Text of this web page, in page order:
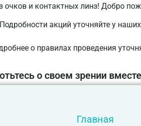
очков и контактных линз! Добро
Подробности акций уточняйте у
о правилах проведения
о своем зрении
Главная